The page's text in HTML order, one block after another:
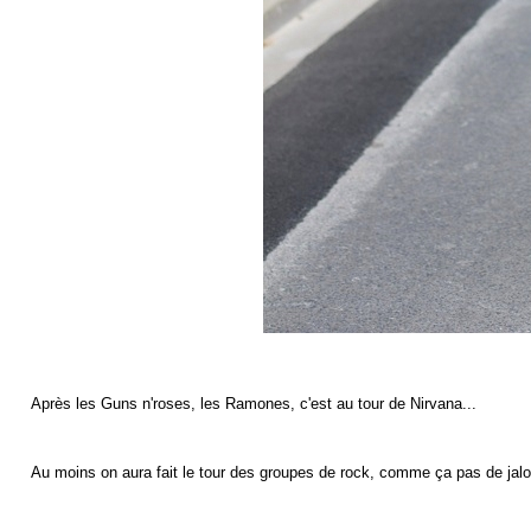
Après les Guns n'roses, les Ramones, c'est au tour de Nirvana...
Au moins on aura fait le tour des groupes de rock, comme ça pas de